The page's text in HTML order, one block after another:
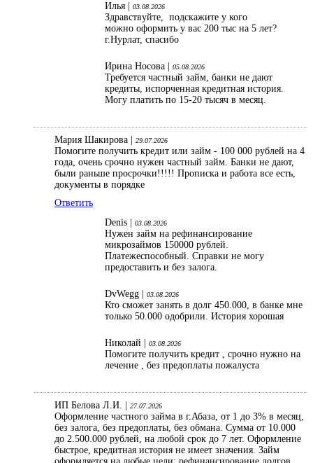
Илья |
03.08.2026
Здравствуйте, подскажите у кого
можно оформить у вас 200 тыс на 5 лет?
г.Нурлат, спасибо
Ирина Носова | 05.08.2026
Требуется частный займ, банки не дают
кредиты, испорченная кредитная история.
Могу платить по 15-20 тысяч в месяц.
Мария Шакирова | 29.07.2026
Помогите получить кредит или займ - 100 000 рублей на 4
года, очень срочно нужен частный займ. Банки не дают,
были раньше просрочки!!!!! Прописка и работа все есть,
документы в порядке
Ответить
Denis |
03.08.2026
Нужен займ на рефинансирование
микрозаймов 150000 рублей.
Платежеспособный. Справки не могу
предоставить и без залога.
DvWegg | 03.08.2026
Кто сможет занять в долг 450.000, в банке мне
только 50.000 одобрили. История хорошая
Николай | 03.08.2026
Помогите получить кредит , срочно нужно на
лечение , без предоплаты пожалуста
ИП Белова Л.И. | 27.07.2026
Оформление частного займа в г.Абаза, от 1 до 3% в месяц,
без залога, без предоплаты, без обмана. Сумма от 10.000
до 2.500.000 рублей, на любой срок до 7 лет. Оформление
быстрое, кредитная история не имеет значения. Займ